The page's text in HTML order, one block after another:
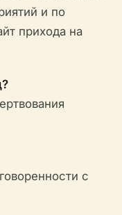
и по
прихода на
с